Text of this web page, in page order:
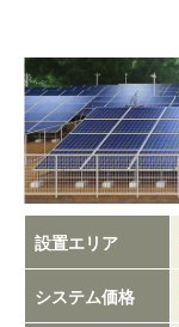
設置エリア
システム価格